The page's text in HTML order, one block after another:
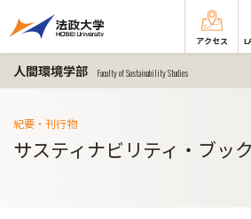
アクセス
人間環境学部 Faculty of Sustainability Studies
紀要・刊行物
サスティナビリティ・ブッ